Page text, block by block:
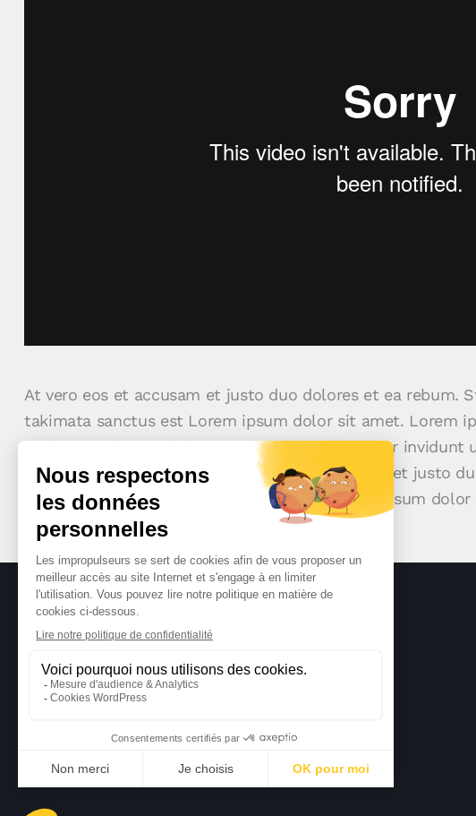
At vero eos et accusam et justo duo dolores et ea rebum.
takimata sanctus est Lorem ipsum dolor sit amet. Lorem
sadipscing elitr, sed diam nonumy eirmod tempor invidunt
erat, sed diam voluptua. At vero eos et accusam et justo
gubergren, no sea takimata sanctus est Lorem ipsum
consetetur sadipscing elitr.